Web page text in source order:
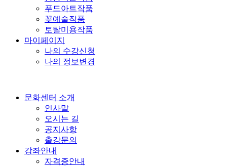
푸드아트작품
꽃예술작품
토탈미용작품
마이페이지
나의 수강신청
나의 정보변경
문화센터 소개
인사말
오시는 길
공지사항
출강문의
강좌안내
자격증안내